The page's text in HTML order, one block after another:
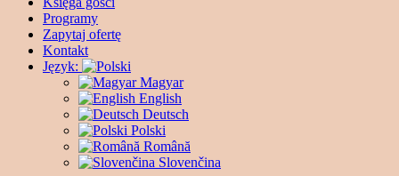
Programy
Zapytaj ofertę
Kontakt
Język:
Magyar
English
Deutsch
Polski
Română
Slovenčina